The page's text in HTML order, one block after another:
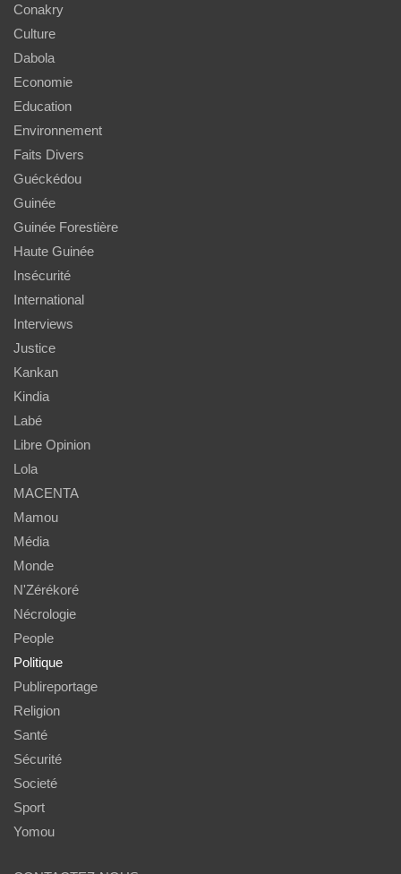
Conakry
Culture
Dabola
Economie
Education
Environnement
Faits Divers
Guéckédou
Guinée
Guinée Forestière
Haute Guinée
Insécurité
International
Interviews
Justice
Kankan
Kindia
Labé
Libre Opinion
Lola
MACENTA
Mamou
Média
Monde
N'Zérékoré
Nécrologie
People
Politique
Publireportage
Religion
Santé
Sécurité
Societé
Sport
Yomou